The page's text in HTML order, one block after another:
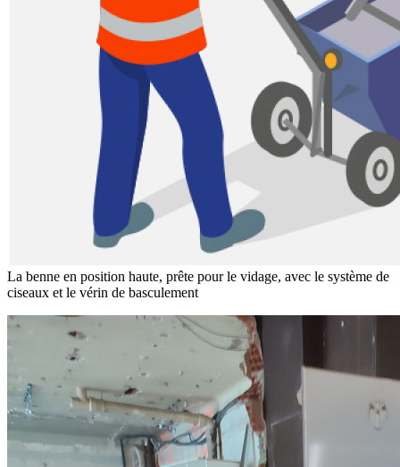
La benne en position haute, prête pour le vidage, avec le système de
ciseaux et le vérin de basculement